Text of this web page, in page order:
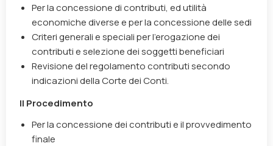
Per la concessione di contributi, ed utilità
economiche diverse e per la concessione delle sedi
Criteri generali e speciali per l’erogazione dei
contributi e selezione dei soggetti beneficiari
Revisione del regolamento contributi secondo
indicazioni della Corte dei Conti.
Il Procedimento
Per la concessione dei contributi e il provvedimento
finale